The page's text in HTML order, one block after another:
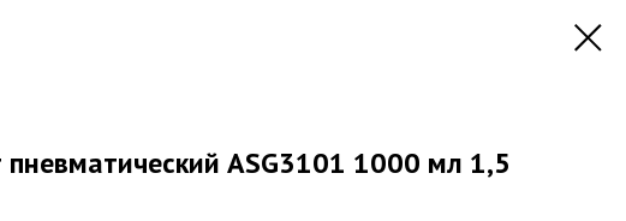
пневматический ASG3101 1000 мл 1,5